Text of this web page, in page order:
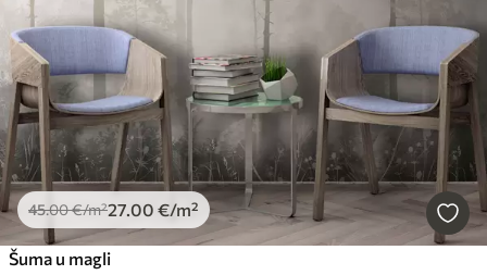
45.00€/m²27.00 €/m²
Šuma u magli